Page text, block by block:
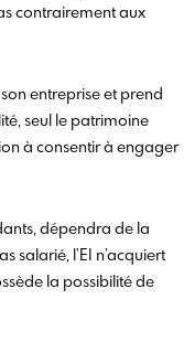
contrairement aux
entreprise et prend
seul le patrimoine
à consentir à engager
dépendra de la
salarié, l’EI n’acquiert
la possibilité de